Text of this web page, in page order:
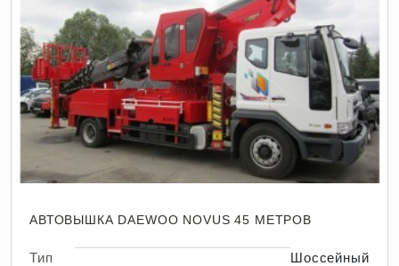
АВТОВЫШКА DAEWOO NOVUS 45 МЕТРОВ
Тип
Шоссейный